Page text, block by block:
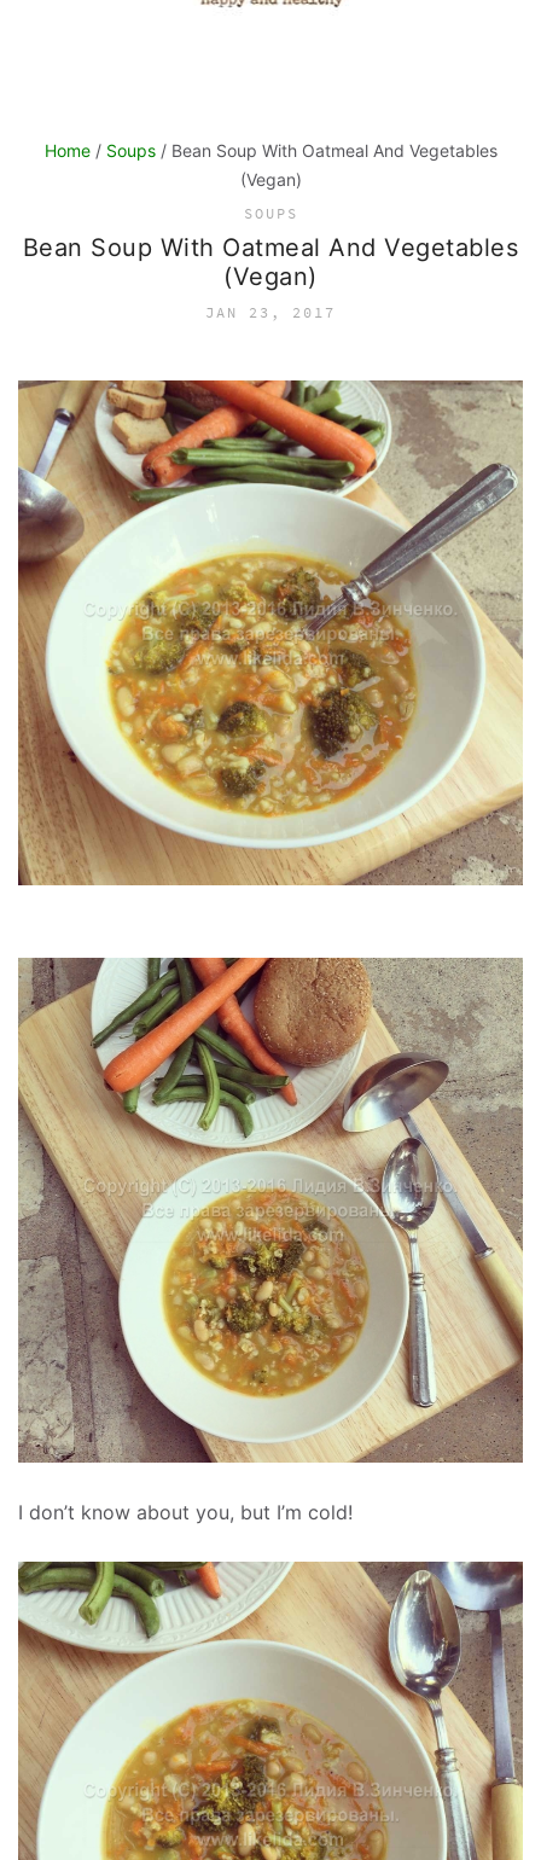
Home/ Soups/ Bean Soup With Oatmeal And Vegetables
(Vegan)
SOUPS
Bean Soup With Oatmeal And Vegetables
(Vegan)
JAN 23, 2017
I don’t know about you, but I’m cold!